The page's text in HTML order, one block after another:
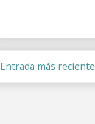
Entrada más reciente